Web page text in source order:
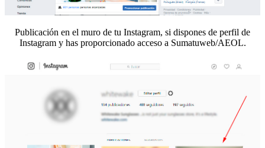
Publicación en el muro de tu Instagram, si dispones de perfil de
Instagram y has proporcionado acceso a Sumatuweb/AEOL.